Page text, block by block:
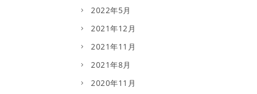
2022年5月
2021年12月
2021年11月
2021年8月
2020年11月